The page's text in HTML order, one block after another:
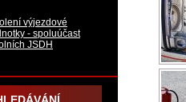
výjezdové
- spoluúčast
JSDH